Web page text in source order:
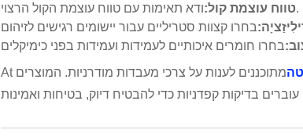
טווח עוצמת קול:ודא תאימות עם טווח עוצמת הקול הרצוי.
At מתוכננים לענות על צרכי מעבדות מודרניות. המוצרים